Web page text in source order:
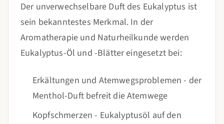
Der unverwechselbare Duft des Eukalyptus ist
sein bekanntestes Merkmal. In der
Aromatherapie und Naturheilkunde werden
Eukalyptus-Öl und -Blätter eingesetzt bei:
Erkältungen und Atemwegsproblemen - der
Menthol-Duft befreit die Atemwege
Kopfschmerzen - Eukalyptusöl auf den